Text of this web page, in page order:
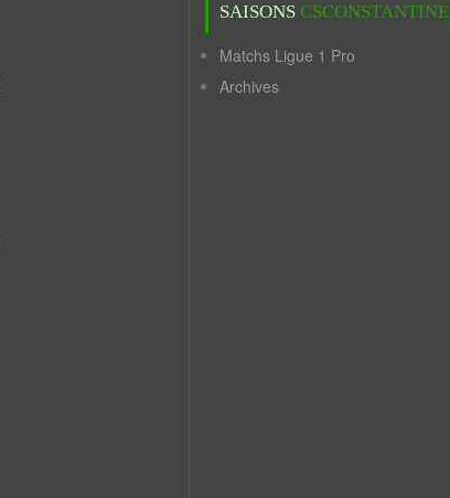
SAISONS CSCONSTANTINE
Matchs Ligue 1 Pro
Archives